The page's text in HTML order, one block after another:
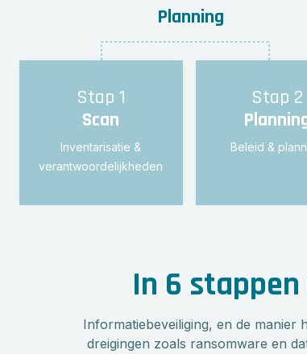
Stap 1
Scan
Inventarisatie &
verantwoordelijkheden
Stap 2
Beleid &
In 6
Informatiebeveiliging, en de manier
dreigingen zoals ransomware en